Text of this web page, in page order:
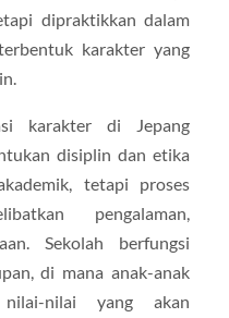
dipraktikkan dalam
karakter yang
karakter di Jepang
disiplin dan etika
tetapi proses
pengalaman,
Sekolah berfungsi
di mana anak-anak
nilai-nilai yang akan